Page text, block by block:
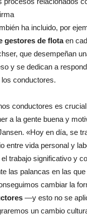
ha incluido, por
gestores de flotaen
que desempeñan
y se dedican a
conductores.
conductores es
a la gente buena y
«Hoy en día, se
entre vida personal y
trabajo significativo y
las palancas en las
cambiar la
—y esto no se
un cambio